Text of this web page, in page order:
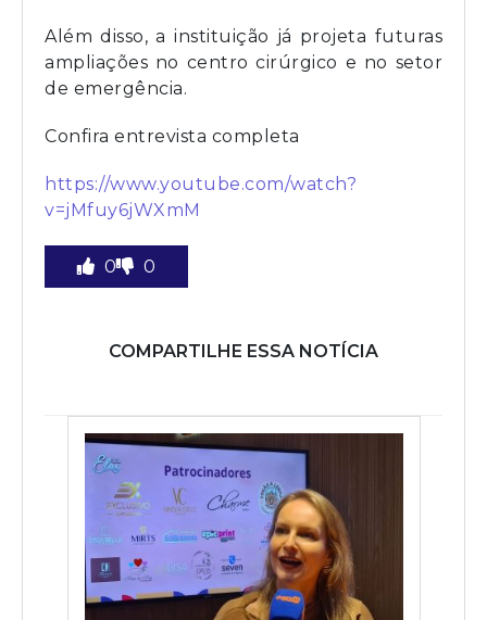
Além disso, a instituição já projeta futuras
ampliações no centro cirúrgico e no setor
de emergência.
Confira entrevista completa
https://www.youtube.com/watch?
v=jMfuy6jWXmM
0 0
COMPARTILHE ESSA NOTÍCIA